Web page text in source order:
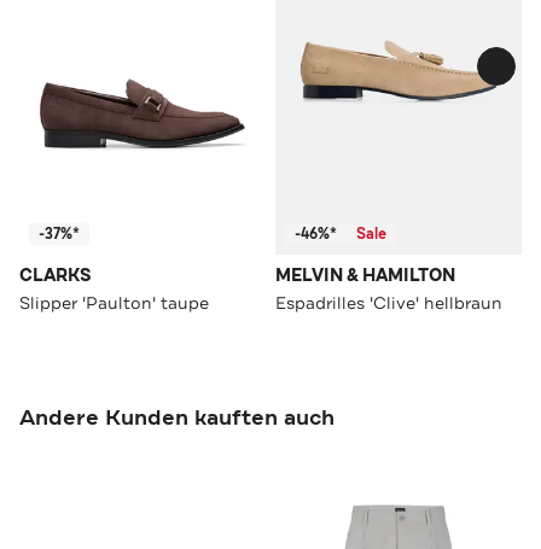
-37%*
CLARKS
Slipper 'Paulton' taupe
-46%* Sale
MELVIN & HAMILTON
Espadrilles 'Clive' hellbraun
Andere Kunden kauften auch